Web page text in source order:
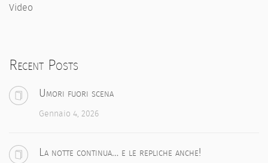
Video
Recent Posts
Umori fuori scena
Gennaio 4, 2026
La notte continua… e le repliche anche!